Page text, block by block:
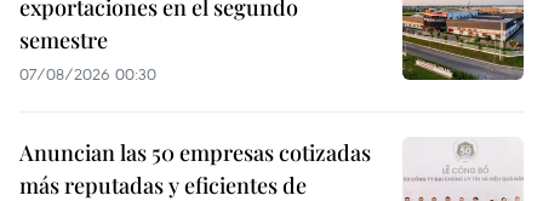
exportaciones en el segundo
semestre
07/08/2026 00:30
Anuncian las 50 empresas cotizadas
más reputadas y eficientes de